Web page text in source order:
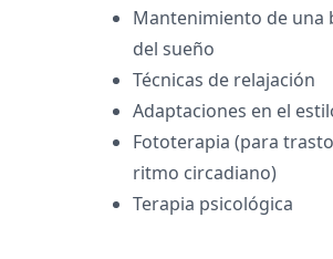
Mantenimiento de una
del sueño
Técnicas de relajación
Adaptaciones en el
Fototerapia (para
ritmo circadiano)
Terapia psicológica